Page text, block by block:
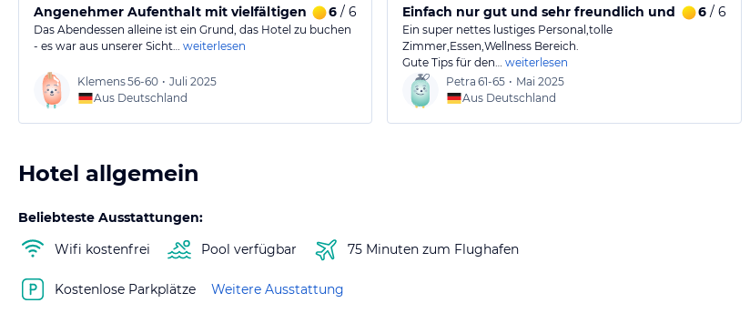
Angenehmer Aufenthalt mit vielfältigen Freizeitmöglichkeiten und hervorragendes Essen
6 / 6
Das Abendessen alleine ist ein Grund, das Hotel zu buchen
- es war aus unserer Sicht… weiterlesen
Klemens56-60 • Juli 2025
Aus Deutschland
Einfach nur gut und sehr freundlich und menschlich
6/ 6
Ein super nettes lustiges Personal,tolle
Zimmer,Essen,Wellness Bereich.
Gute Tips für den… weiterlesen
Petra 61-65 • Mai 2025
Aus Deutschland
Hotel allgemein
Beliebteste Ausstattungen:
Wifi kostenfrei
Pool verfügbar 75 Minuten zum Flughafen
Kostenlose Parkplätze Weitere Ausstattung